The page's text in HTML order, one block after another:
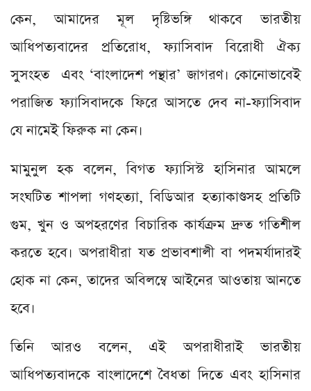
কেন, আমাদের মূল দৃষ্টিভঙ্গি থাকবে ভারতীয়
আধিপত্যবাদের প্রতিরোধ, ফ্যাসিবাদ বিরোধী ঐক্য
সুসংহত এবং ‘বাংলাদেশ পন্থার’ জাগরণ। কোনোভাবেই
পরাজিত ফ্যাসিবাদকে ফিরে আসতে দেব না-ফ্যাসিবাদ
যে নামেই ফিরুক না কেন।
মামুনুল হক বলেন, বিগত ফ্যাসিস্ট হাসিনার আমলে
সংঘটিত শাপলা গণহত্যা, বিডিআর হত্যাকাণ্ডসহ প্রতিটি
গুম, খুন ও অপহরণের বিচারিক কার্যক্রম দ্রুত গতিশীল
করতে হবে। অপরাধীরা যত প্রভাবশালী বা পদমর্যাদারই
হোক না কেন, তাদের অবিলম্বে আইনের আওতায় আনতে
হবে।
তিনি আরও বলেন, এই অপরাধীরাই ভারতীয়
আধিপত্যবাদকে বাংলাদেশে বৈধতা দিতে এবং হাসিনার